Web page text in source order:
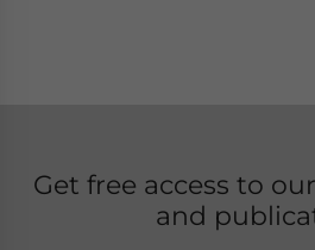
Get free access to
and